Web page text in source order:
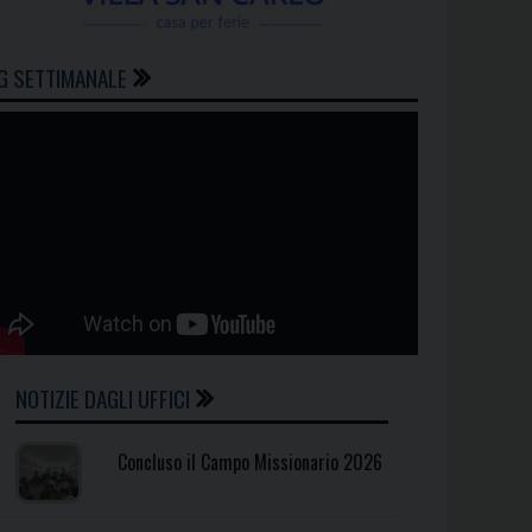
SETTIMANALE
NOTIZIE DAGLI UFFICI
Concluso il Campo Missionario 2026